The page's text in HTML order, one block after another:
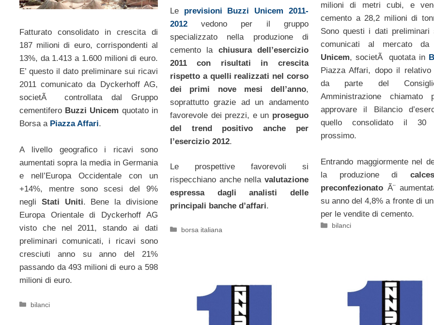
milioni di metri cubi, e
cemento a 28,2 milioni di
Sono questi i dati preliminari
comunicati al mercato
Unicem, societÃ quotata in
Piazza Affari, dopo il relativo
da parte del
Amministrazione chiamato
approvare il Bilancio
quello consolidato il 30
prossimo.
Entrando maggiormente nel
la produzione di
preconfezionatoÃ¨
su anno del 4,8% a fronte di
per le vendite di cemento.
Categorie
bilanci
Fatturato consolidato in crescita di
187 milioni di euro, corrispondenti al
13%, da 1.413 a 1.600 milioni di euro.
E’ questo il dato preliminare sui ricavi
2011 comunicato da Dyckerhoff AG,
societÃ controllata dal Gruppo
cementifero Buzzi Unicem quotato in
Borsa a Piazza Affari.
A livello geografico i ricavi sono
aumentati sopra la media in Germania
e nell’Europa Occidentale con un
+14%, mentre sono scesi del 9%
negli Stati Uniti. Bene la divisione
Europa Orientale di Dyckerhoff AG
visto che nel 2011, stando ai dati
preliminari comunicati, i ricavi sono
cresciuti anno su anno del 21%
passando da 493 milioni di euro a 598
milioni di euro.
Categorie
bilanci
Le previsioni Buzzi Unicem 2011-
2012vedono per il gruppo
specializzato nella produzione di
cemento la chiusura dell’esercizio
2011 con risultati in crescita
rispetto a quelli realizzati nel corso
dei primi nove mesi dell’anno,
soprattutto grazie ad un andamento
favorevole dei prezzi, e un proseguo
del trend positivo anche per
l’esercizio 2012.
Le prospettive favorevoli si
rispecchiano anche nella valutazione
espressa dagli analisti delle
principali banche d’affari.
Categorie
borsa italiana